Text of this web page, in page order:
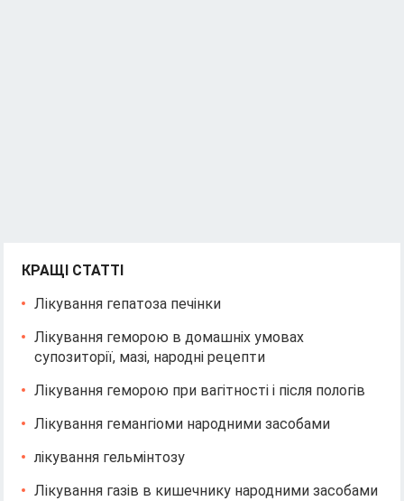
КРАЩІ СТАТТІ
Лікування гепатоза печінки
Лікування геморою в домашніх умовах
супозиторії, мазі, народні рецепти
Лікування геморою при вагітності і після пологів
Лікування гемангіоми народними засобами
лікування гельмінтозу
Лікування газів в кишечнику народними засобами